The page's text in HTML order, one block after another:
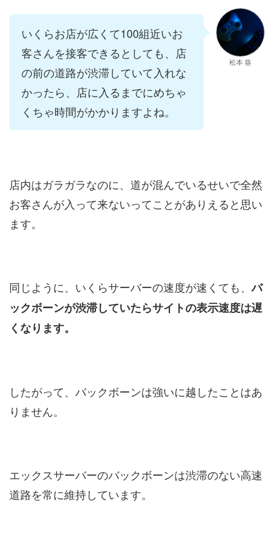
いくらお店が広くて100組近いお
客さんを接客できるとしても、店
の前の道路が渋滞していて入れな
かったら、店に入るまでにめちゃ
くちゃ時間がかかりますよね。
松本 葵
店内はガラガラなのに、道が混んでいるせいで全然
お客さんが入って来ないってことがありえると思い
ます。
同じように、いくらサーバーの速度が速くても、バ
ックボーンが渋滞していたらサイトの表示速度は遅
くなります。
したがって、バックボーンは強いに越したことはあ
りません。
エックスサーバーのバックボーンは渋滞のない高速
道路を常に維持しています。